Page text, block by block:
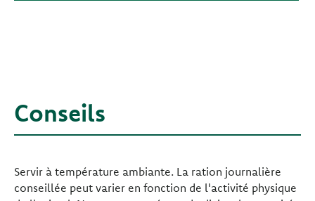
Conseils
Servir à température ambiante. La ration journalière
conseillée peut varier en fonction de l'activité physique